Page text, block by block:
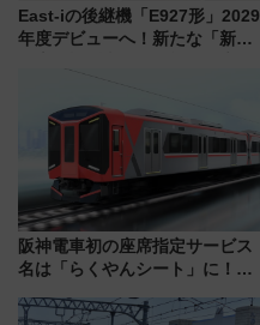
East-iの後継機「E927形」2029
年度デビューへ！新たな「新幹
阪神電車初の座席指定サービス
名は「らくやんシート」に！新
を快適移動